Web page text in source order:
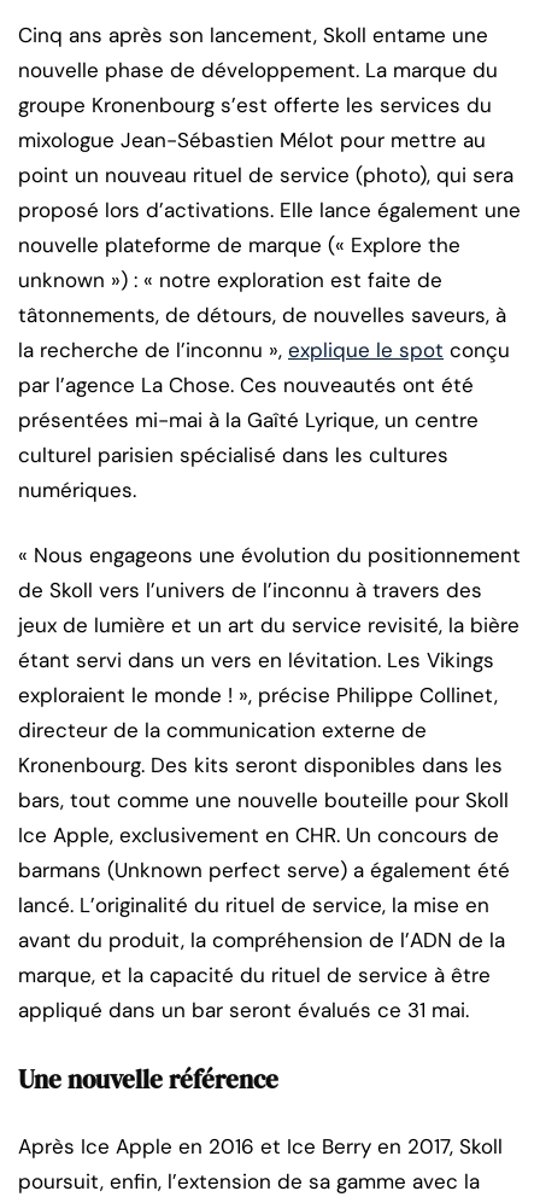
Cinq ans après son lancement, Skoll entame une
nouvelle phase de développement. La marque du
groupe Kronenbourg s’est offerte les services du
mixologue Jean-Sébastien Mélot pour mettre au
point un nouveau rituel de service (photo), qui sera
proposé lors d’activations. Elle lance également une
nouvelle plateforme de marque (« Explore the
unknown ») : « notre exploration est faite de
tâtonnements, de détours, de nouvelles saveurs, à
la recherche de l’inconnu », explique le spot conçu
par l’agence La Chose. Ces nouveautés ont été
présentées mi-mai à la Gaîté Lyrique, un centre
culturel parisien spécialisé dans les cultures
numériques.
« Nous engageons une évolution du positionnement
de Skoll vers l’univers de l’inconnu à travers des
jeux de lumière et un art du service revisité, la bière
étant servi dans un vers en lévitation. Les Vikings
exploraient le monde ! », précise Philippe Collinet,
directeur de la communication externe de
Kronenbourg. Des kits seront disponibles dans les
bars, tout comme une nouvelle bouteille pour Skoll
Ice Apple, exclusivement en CHR. Un concours de
barmans (Unknown perfect serve) a également été
lancé. L’originalité du rituel de service, la mise en
avant du produit, la compréhension de l’ADN de la
marque, et la capacité du rituel de service à être
appliqué dans un bar seront évalués ce 31 mai.
Une nouvelle référence
Après Ice Apple en 2016 et Ice Berry en 2017, Skoll
poursuit, enfin, l’extension de sa gamme avec la